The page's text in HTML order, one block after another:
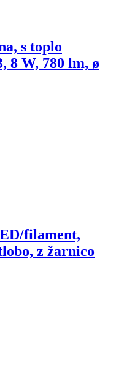
s toplo
8 W, 780 lm, ø
filament,
z žarnico